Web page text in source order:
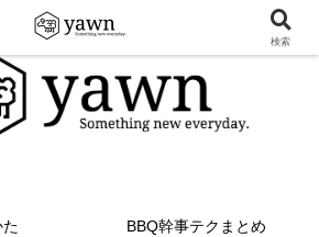
BBQ幹事テクまとめ
検索